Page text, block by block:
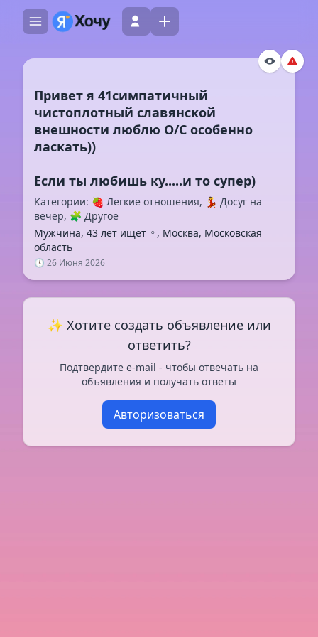
Привет я 41симпатичный
чистоплотный славянской
внешности люблю О/С особенно
ласкать))
Категории: 🍓 Легкие отношения, 💃 Досуг на
вечер, 🧩 Другое
Мужчина, 43 лет ищет ♀️, Москва, Московская
область
🕓 26 Июня 2026
✨ Хотите создать объявление или
ответить?
Подтвердите e-mail - чтобы отвечать на
объявления и получать ответы
Авторизоваться